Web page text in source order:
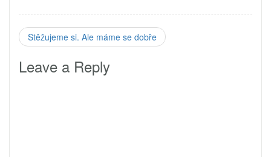
Stěžujeme si. Ale máme se dobře
Leave a Reply